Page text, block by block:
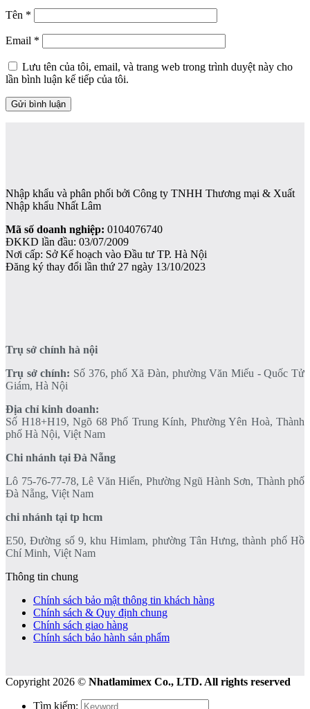
Tên *
Email *
Lưu tên của tôi, email, và trang web trong trình duyệt này cho
lần bình luận kế tiếp của tôi.
Nhập khẩu và phân phối bởi Công ty TNHH Thương mại & Xuất
Nhập khẩu Nhất Lâm
Mã số doanh nghiệp: 0104076740
ĐKKD lần đầu: 03/07/2009
Nơi cấp: Sở Kế hoạch vào Đầu tư TP. Hà Nội
Đăng ký thay đổi lần thứ 27 ngày 13/10/2023
Trụ sở chính hà nội
Trụ sở chính: Số 376, phố Xã Đàn, phường Văn Miếu - Quốc Tử
Giám, Hà Nội
Địa chỉ kinh doanh:
Số H18+H19, Ngõ 68 Phố Trung Kính, Phường Yên Hoà, Thành
phố Hà Nội, Việt Nam
Chi nhánh tại Đà Nẵng
Lô 75-76-77-78, Lê Văn Hiến, Phường Ngũ Hành Sơn, Thành phố
Đà Nẵng, Việt Nam
chi nhánh tại tp hcm
E50, Đường số 9, khu Himlam, phường Tân Hưng, thành phố Hồ
Chí Minh, Việt Nam
Thông tin chung
Chính sách bảo mật thông tin khách hàng
Chính sách & Quy định chung
Chính sách giao hàng
Chính sách bảo hành sản phẩm
Copyright 2026 © Nhatlamimex Co., LTD. All rights reserved
Tìm kiếm: